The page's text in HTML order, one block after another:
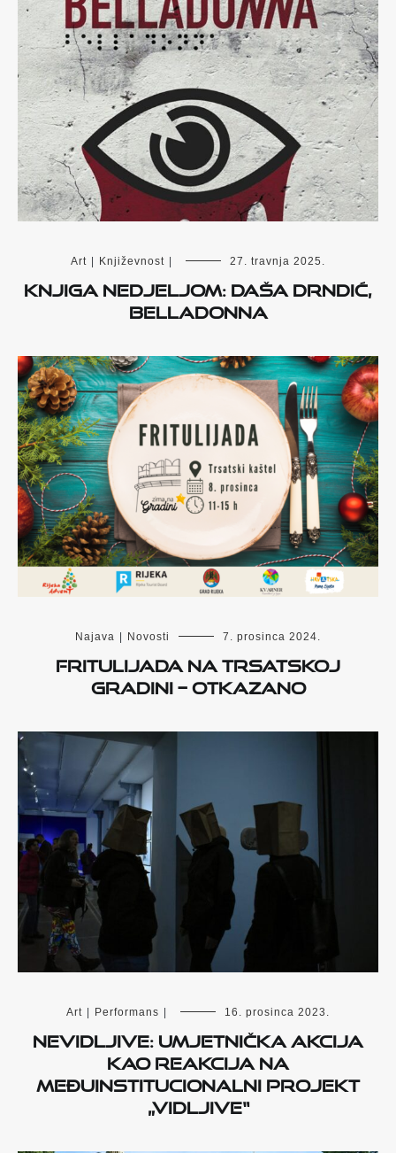
Art Književnost 27. travnja 2025.
Knjiga nedjeljom: Daša Drndić,
Belladonna
Najava Novosti 7. prosinca 2024.
Fritulijada na Trsatskoj
gradini – OTKAZANO
Art Performans 16. prosinca 2023.
Nevidljive: umjetnička akcija
kao reakcija na
međuinstitucionalni projekt
„Vidljive“